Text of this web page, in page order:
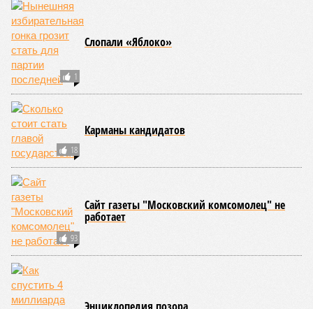
научный сотрудник Института искусственного интеллекта
(AIRI).
Интересно, что некоторые ткани нашего организма более
устойчивы к соматическим мутациям, чем другие. В
частности, клетки печени: они с радостью заменят старые,
процветая бесконечно долго. С другой стороны, клетки
миокарда (среднего слоя сердечной мышцы) и нейроны
(клетки головного мозга) гораздо более подвержены
мутациям: если их функция деления и размножения
утрачена, восстановить её невозможно. Когда они
перестают функционировать, отказывают сердце и мозг,
что, разумеется, приводит к смерти. Авторы исследования
называют эти типы клеток «критическими точками
ограничения продолжительности жизни».
Причина ясна, но будущее в тумане
Получается, что бедная несчастная печень, вынужденная
переваривать вредную пищу и прочий алкоголь на
ежедневной основе, могла бы прожить десятки тысяч лет!
А вот мозг, от которого эта печень полностью зависит, – нет.